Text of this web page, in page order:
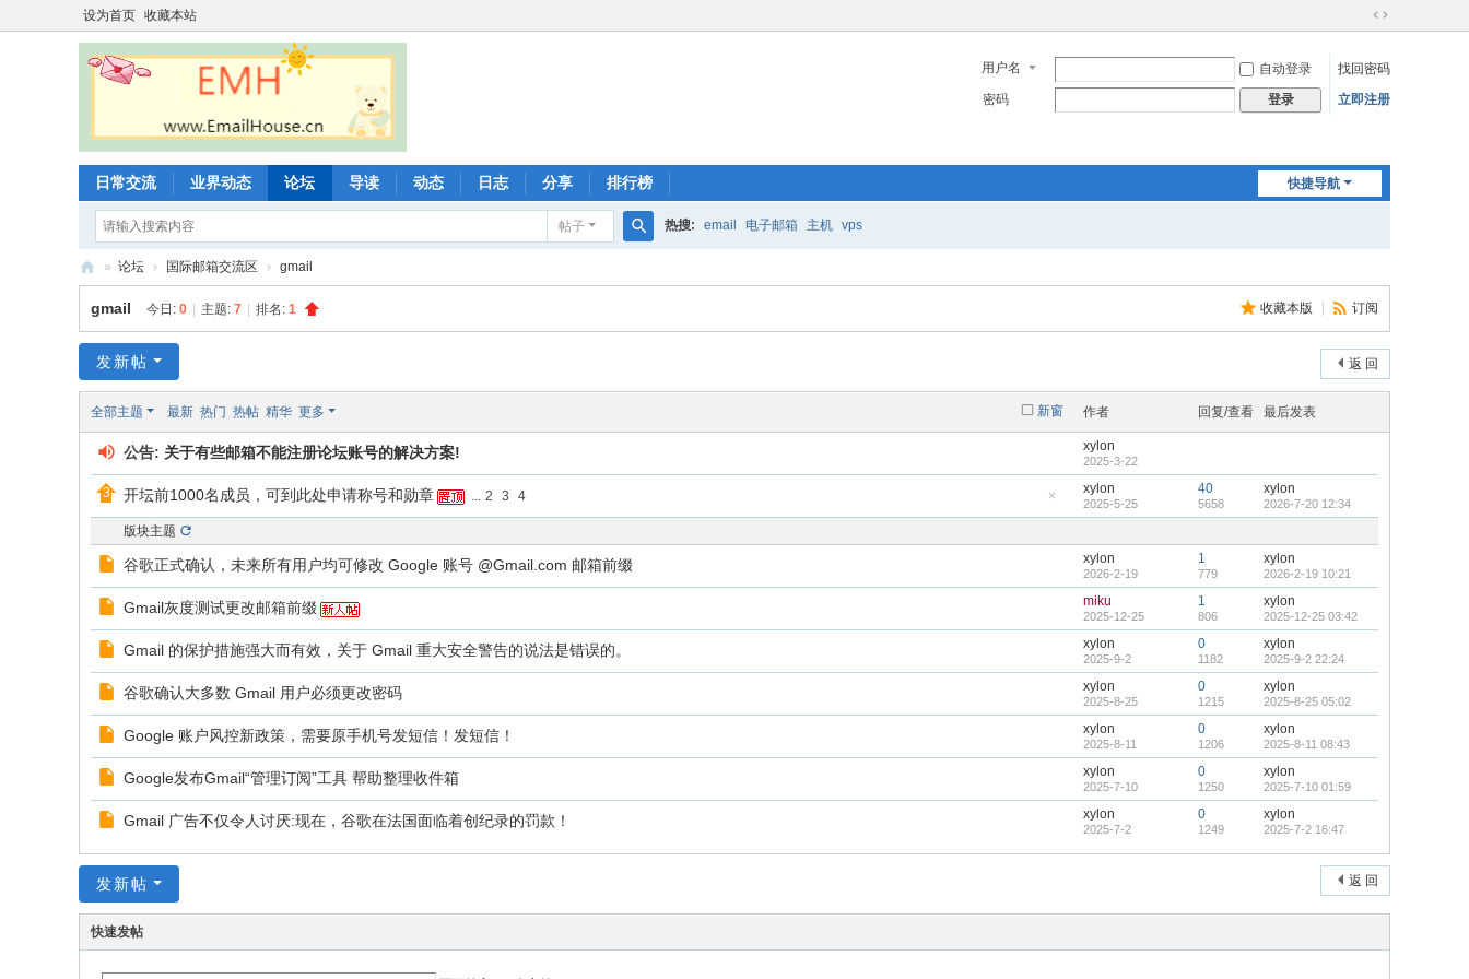
设为首页 收藏本站
切
到
宽
用户名 自动登录
找回密码
密码
登录 立即注册
快捷导航
日常交流 业界动态 论坛 导读 动态 日志 分享 排行榜
帖子
索
热搜: email 电子邮箱 主机 vps
件
-
坛
大
区
箱
流
社
区
» 论坛 › 国际邮箱交流区 › gmail
收藏本版 订阅
gmail 今日: 0 主题: 7 排名: 1
返 回
发新帖
新窗
全部主题 最新 热门 热帖 精华 更多 作者 回复/查看 最后发表
公告: 关于有些邮箱不能注册论坛账号的解决方案! xylon
2025-3-22
藏
顶
开坛前1000名成员，可到此处申请称号和勋章 ... 2 3 4 xylon
2025-5-25
40
5658
xylon
2026-7-20 12:34
版块主题
谷歌正式确认，未来所有用户均可修改 Google 账号 @Gmail.com 邮箱前缀 xylon
2026-2-19
1
779
xylon
2026-2-19 10:21
Gmail灰度测试更改邮箱前缀 miku
2025-12-25
1
806
xylon
2025-12-25 03:42
Gmail 的保护措施强大而有效，关于 Gmail 重大安全警告的说法是错误的。 xylon
2025-9-2
0
1182
xylon
2025-9-2 22:24
谷歌确认大多数 Gmail 用户必须更改密码 xylon
2025-8-25
0
1215
xylon
2025-8-25 05:02
Google 账户风控新政策，需要原手机号发短信！发短信！ xylon
2025-8-11
0
1206
xylon
2025-8-11 08:43
Google发布Gmail“管理订阅”工具 帮助整理收件箱 xylon
2025-7-10
0
1250
xylon
2025-7-10 01:59
Gmail 广告不仅令人讨厌:现在，谷歌在法国面临着创纪录的罚款！ xylon
2025-7-2
0
1249
xylon
2025-7-2 16:47
返 回
发新帖
快速发帖